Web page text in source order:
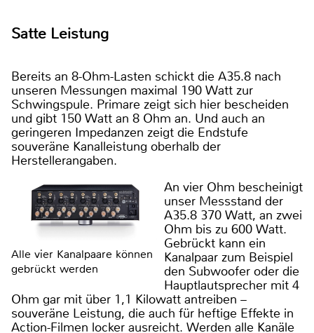
Satte Leistung
Bereits an 8-Ohm-Lasten schickt die A35.8 nach
unseren Messungen maximal 190 Watt zur
Schwingspule. Primare zeigt sich hier bescheiden
und gibt 150 Watt an 8 Ohm an. Und auch an
geringeren Impedanzen zeigt die Endstufe
souveräne Kanalleistung oberhalb der
Herstellerangaben.
Alle vier Kanalpaare können
gebrückt werden
An vier Ohm bescheinigt
unser Messstand der
A35.8 370 Watt, an zwei
Ohm bis zu 600 Watt.
Gebrückt kann ein
Kanalpaar zum Beispiel
den Subwoofer oder die
Hauptlautsprecher mit 4
Ohm gar mit über 1,1 Kilowatt antreiben –
souveräne Leistung, die auch für heftige Effekte in
Action-Filmen locker ausreicht. Werden alle Kanäle